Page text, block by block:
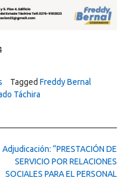
Tagged Freddy Bernal
Táchira
Adjudicación: “PRESTACIÓN DE
SERVICIO POR RELACIONES
SOCIALES PARA EL PERSONAL